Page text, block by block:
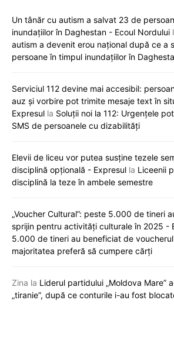
Un tânăr cu autism a salvat 23 de
inundațiilor în Daghestan - Ecoul Nordului
autism a devenit erou național după ce a
persoane în timpul inundațiilor în
Serviciul 112 devine mai accesibil:
auz și vorbire pot trimite mesaje text în
Expresul la Soluții noi la 112: Urgențele
SMS de persoanele cu dizabilități
Elevii de liceu vor putea susține tezele
disciplină opțională - Expresul la Liceenii
disciplină la teze în ambele semestre
„Voucher Cultural”: peste 5.000 de tineri
sprijin pentru activități culturale în 2025 -
5.000 de tineri au beneficiat de
majoritatea preferă să cumpere cărți
Zina la Liderul partidului „Moldova Mare”
„tiranie”, după ce conturile i-au fost